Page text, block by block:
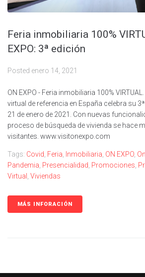
Feria inmobiliaria 100%
EXPO: 3ª edición
Posted enero 14, 2021
ON EXPO - Feria inmobiliaria 100%
virtual de referencia en España celebra su
21 de enero de 2021. Con nuevas
proceso de búsqueda de vivienda se hace
visitantes. www.visitonexpo.com
Tags: Covid Feria Inmobiliaria ON EXPO
Pandemia Presencialidad Promociones
Virtual
Viviendas
MÁS INFORACIÓN